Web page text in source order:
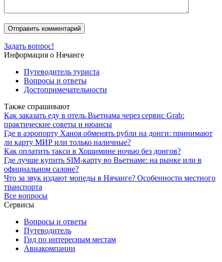
Задать вопрос!
Информация о Нячанге
Путеводитель туриста
Вопросы и ответы
Достопримечательности
Также спрашивают
Как заказать еду в отель Вьетнама через сервис Grab:
практические советы и нюансы
Где в аэропорту Ханоя обменять рубли на донги: принимают
ли карту МИР или только наличные?
Как оплатить такси в Хошимине ночью без донгов?
Где лучше купить SIM-карту во Вьетнаме: на рынке или в
официальном салоне?
Что за звук издают мопеды в Нячанге? Особенности местного
транспорта
Все вопросы
Сервисы
Вопросы и ответы
Путеводитель
Гид по интересным местам
Авиакомпании